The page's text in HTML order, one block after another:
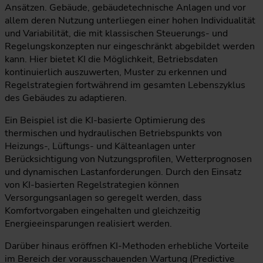
Ansätzen. Gebäude, gebäudetechnische Anlagen und vor
allem deren Nutzung unterliegen einer hohen Individualität
und Variabilität, die mit klassischen Steuerungs- und
Regelungskonzepten nur eingeschränkt abgebildet werden
kann. Hier bietet KI die Möglichkeit, Betriebsdaten
kontinuierlich auszuwerten, Muster zu erkennen und
Regelstrategien fortwährend im gesamten Lebenszyklus
des Gebäudes zu adaptieren.
Ein Beispiel ist die KI-basierte Optimierung des
thermischen und hydraulischen Betriebspunkts von
Heizungs-, Lüftungs- und Kälteanlagen unter
Berücksichtigung von Nutzungsprofilen, Wetterprognosen
und dynamischen Lastanforderungen. Durch den Einsatz
von KI-basierten Regelstrategien können
Versorgungsanlagen so geregelt werden, dass
Komfortvorgaben eingehalten und gleichzeitig
Energieeinsparungen realisiert werden.
Darüber hinaus eröffnen KI-Methoden erhebliche Vorteile
im Bereich der vorausschauenden Wartung (Predictive